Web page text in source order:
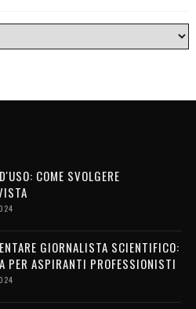
COME SVOLGERE
GIORNALISTA SCIENTIFICO:
PER ASPIRANTI PROFESSIONISTI